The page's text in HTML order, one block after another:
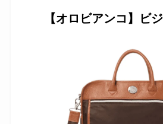
【オロビアンコ】ビ